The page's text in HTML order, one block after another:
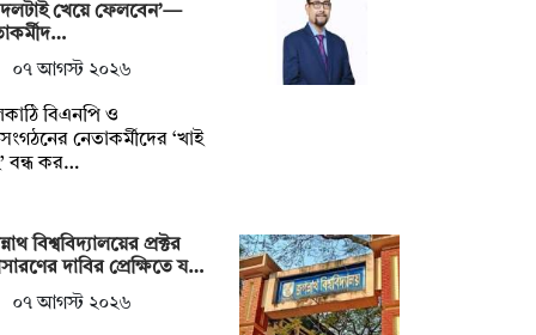
খেয়ে ফেলবেন’—
০৭ আগস্ট ২০২৬
বিএনপি ও
নেতাকর্মীদের ‘খাই
বন্ধ কর…
বিশ্ববিদ্যালয়ের প্রক্টর
দাবির প্রেক্ষিতে য…
০৭ আগস্ট ২০২৬